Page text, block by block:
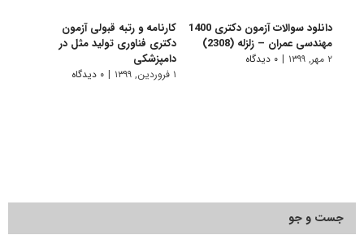
دانلود سوالات آزمون دکتری 1400
مهندسی عمران – زلزله (2308)
۲ مهر, ۱۳۹۹ | ۰ دیدگاه
کارنامه و رتبه قبولی آزمون
دکتری ﻓﻨﺎوری ﺗﻮﻟﻴﺪ ﻣﺜﻞ در
داﻣﭙﺰشکی
۱ فروردین, ۱۳۹۹ | ۰ دیدگاه
جست و جو